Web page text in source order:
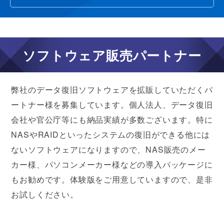
ソフトウェア販売パートナー
弊社のデータ復旧ソフトウェアを拡販していただくパ
ートナー様を募集しています。個人法人、データ復旧
会社や官公庁等にも納品実績が多数ございます。特に
NASやRAIDといったシステムの復旧ができる他には
ないソフトウェアになりますので、NAS販売のメー
カー様、パソコンメーカー様などの導入パッケージに
もお勧めです。体験版をご用意していますので、是非
お試しください。